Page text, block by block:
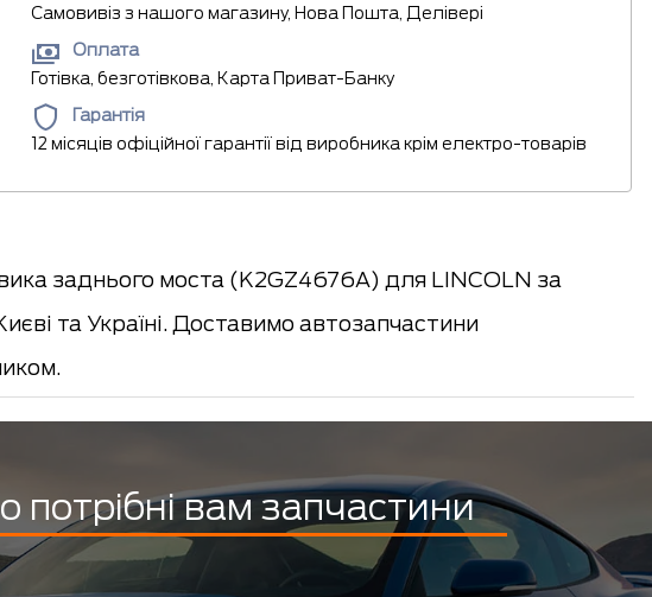
Самовивіз з нашого магазину, Нова Пошта, Делівері
Оплата
Готівка, безготівкова, Карта Приват-Банку
Гарантія
12 місяців офіційної гарантії від виробника крім електро-товарів
заднього моста (K2GZ4676A) для LINCOLN за
та Україні. Доставимо автозапчастини
потрібні вам запчастини